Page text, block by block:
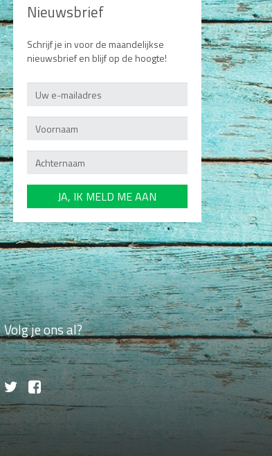
Nieuwsbrief
Schrijf je in voor de maandelijkse
nieuwsbrief en blijf op de hoogte!
Volg je ons al?